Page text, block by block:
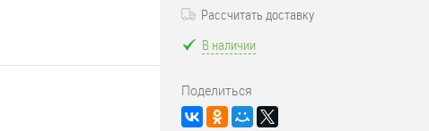
Рассчитать доставку
В наличии
Поделиться